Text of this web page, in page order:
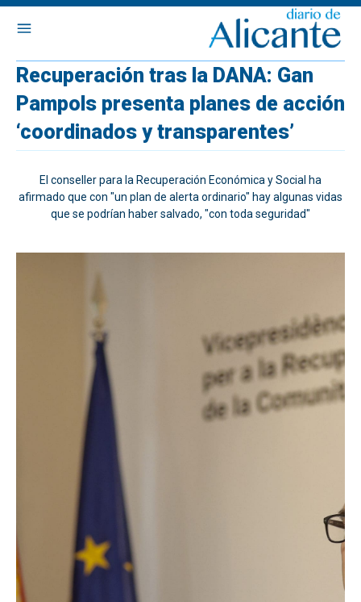
Recuperación tras la DANA: Gan
Pampols presenta planes de acción
‘coordinados y transparentes’
El conseller para la Recuperación Económica y Social ha
afirmado que con "un plan de alerta ordinario" hay algunas vidas
que se podrían haber salvado, "con toda seguridad"